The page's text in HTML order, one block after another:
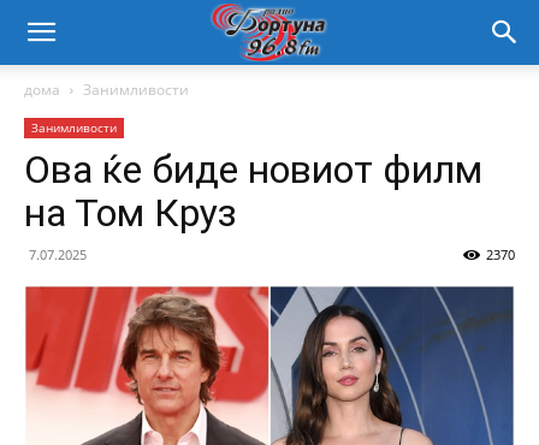
дома Занимливости
Занимливости
Ова ќе биде новиот филм
на Том Круз
7.07.2025 2370